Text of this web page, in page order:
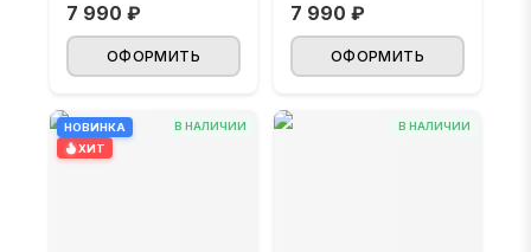
7 990 ₽
ОФОРМИТЬ
7 990 ₽
ОФОРМИТЬ
В НАЛИЧИИ
НОВИНКА
ХИТ
В НАЛИЧИИ